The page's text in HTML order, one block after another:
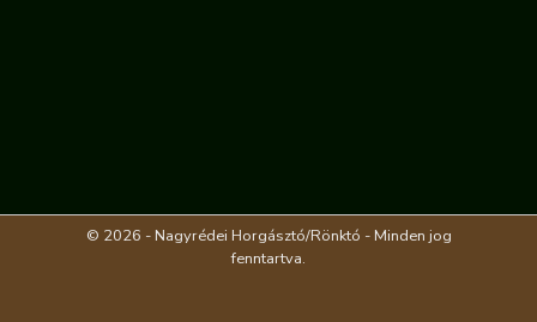
© 2026 - Nagyrédei Horgásztó/Rönktó - Minden jog
fenntartva.